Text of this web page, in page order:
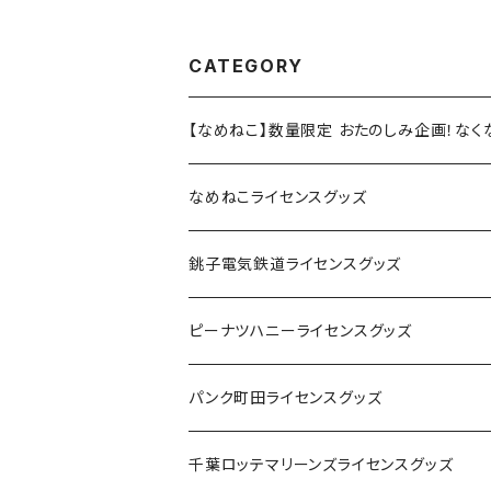
CATEGORY
【なめねこ】数量限定 おたのしみ企画！な
なめねこライセンスグッズ
Tシャツ
キャップ
ステッカー
缶バッジ
銚子電気鉄道ライセンスグッズ
ステッカー
缶バッジ
アクリルキーホルダー
ピーナツハニーライセンスグッズ
Tシャツ
キャップ
パンク町田ライセンスグッズ
Tシャツ
千葉ロッテマリーンズライセンスグッズ